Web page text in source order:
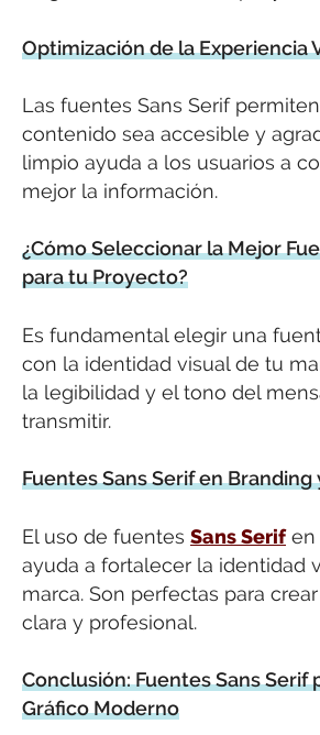
Optimización de la Experiencia
Las fuentes Sans Serif
contenido sea accesible y
limpio ayuda a los usuarios a
mejor la información.
¿Cómo Seleccionar la Mejor
para tu Proyecto?
Es fundamental elegir una
con la identidad visual de tu
la legibilidad y el tono del
transmitir.
Fuentes Sans Serif en
El uso de fuentes Sans Serifen
ayuda a fortalecer la identidad
marca. Son perfectas para
clara y profesional.
Conclusión: Fuentes Sans Serif
Gráfico Moderno